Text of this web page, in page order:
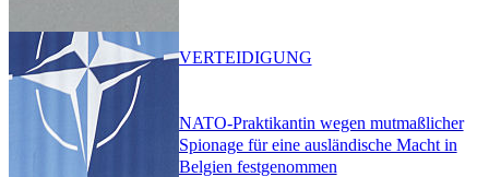
NATO-Praktikantin wegen mutmaßlicher
Spionage für eine ausländische Macht in
Belgien festgenommen
VERTEIDIGUNG